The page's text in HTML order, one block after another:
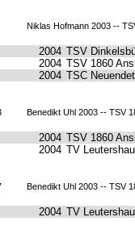
Niklas Hofmann 2003 --
2004 TSV
2004 TSV 1860
2004 TSC
Benedikt Uhl 2003 -- TSV
2004 TSV 1860
2004 TV
Benedikt Uhl 2003 -- TSV
2004 TV